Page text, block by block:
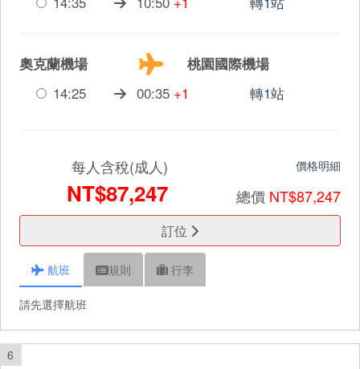
奧克蘭機場
桃園國際機場
14:25
00:35 +1 轉1站
每人含稅(成人)
NT$87,247
價格明細
總價 NT$87,247
訂位
航班 規則 行李
請先選擇航班
6